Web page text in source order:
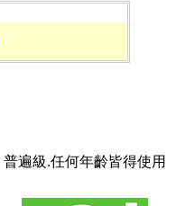
普遍級.任何年齡皆得使用